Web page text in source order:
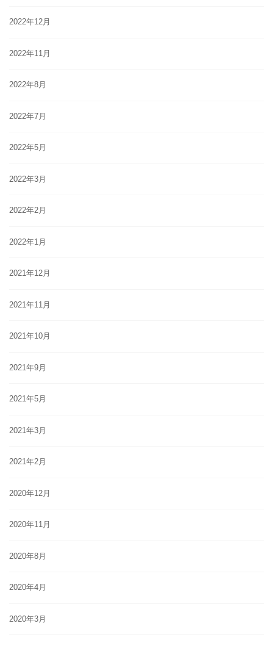
2022年12月
2022年11月
2022年8月
2022年7月
2022年5月
2022年3月
2022年2月
2022年1月
2021年12月
2021年11月
2021年10月
2021年9月
2021年5月
2021年3月
2021年2月
2020年12月
2020年11月
2020年8月
2020年4月
2020年3月